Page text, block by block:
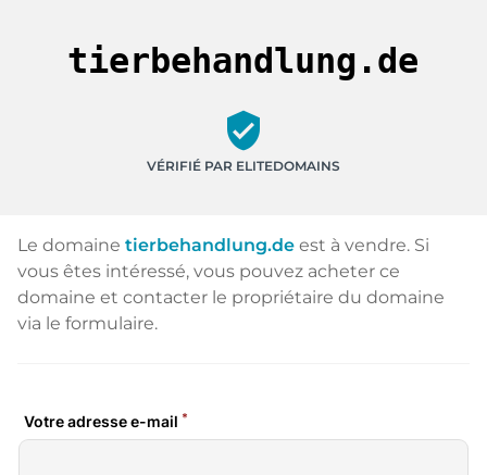
tierbehandlung.de
verified_user
VÉRIFIÉ PAR ELITEDOMAINS
Le domaine tierbehandlung.de est à vendre. Si
vous êtes intéressé, vous pouvez acheter ce
domaine et contacter le propriétaire du domaine
via le formulaire.